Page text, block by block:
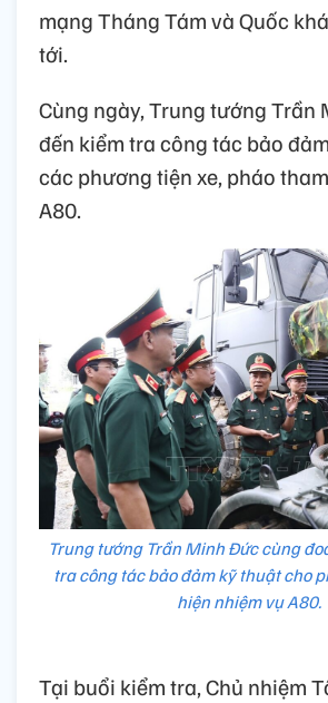
mạng Tháng Tám và Quốc
tới.
Cùng ngày, Trung tướng Trần
đến kiểm tra công tác bảo
các phương tiện xe, pháo
A80.
Trung tướng Trần Minh Đức cùng
tra công tác bảo đảm kỹ thuật cho
hiện nhiệm vụ A80.
Tại buổi kiểm tra, Chủ nhiệm